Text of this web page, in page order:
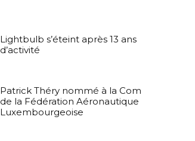
Lightbulb s’éteint après 13 ans
d’activité
Patrick Théry nommé à la Com
de la Fédération Aéronautique
Luxembourgeoise